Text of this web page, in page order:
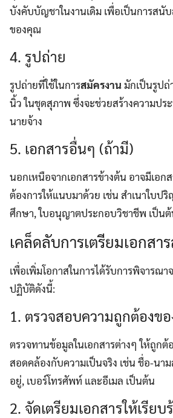
บังคับบัญชาในงานเดิม เพื่อเป็นการสนั
ของคุณ
4. รูปถ่าย
รูปถ่ายที่ใช้ในการสมัครงานมักเป็นรูปถ่
นิ้ว ในชุดสุภาพ ซึ่งจะช่วยสร้างความปร
นายจ้าง
5. เอกสารอื่นๆ (ถ้ามี)
นอกเหนือจากเอกสารข้างต้น อาจมีเอก
ต้องการให้แนบมาด้วย เช่น สำเนาใบป
ศึกษา, ใบอนุญาตประกอบวิชาชีพ เป็น
เคล็ดลับการเตรียมเอกสา
เพื่อเพิ่มโอกาสในการได้รับการพิจารณ
ปฏิบัติดังนี้:
1. ตรวจสอบความถูกต้องข
ตรวจทานข้อมูลในเอกสารต่างๆ ให้ถูก
สอดคล้องกับความเป็นจริง เช่น ชื่อ-นา
อยู่, เบอร์โทรศัพท์ และอีเมล เป็นต้น
2. จัดเตรียมเอกสารให้เรียบ